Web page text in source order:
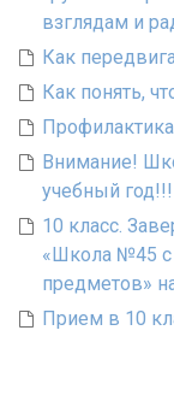
взглядам и
Как
Как понять,
Внимание!
учебный год!!!
10 класс.
«Школа №45 с
предметов»
Прием в 10